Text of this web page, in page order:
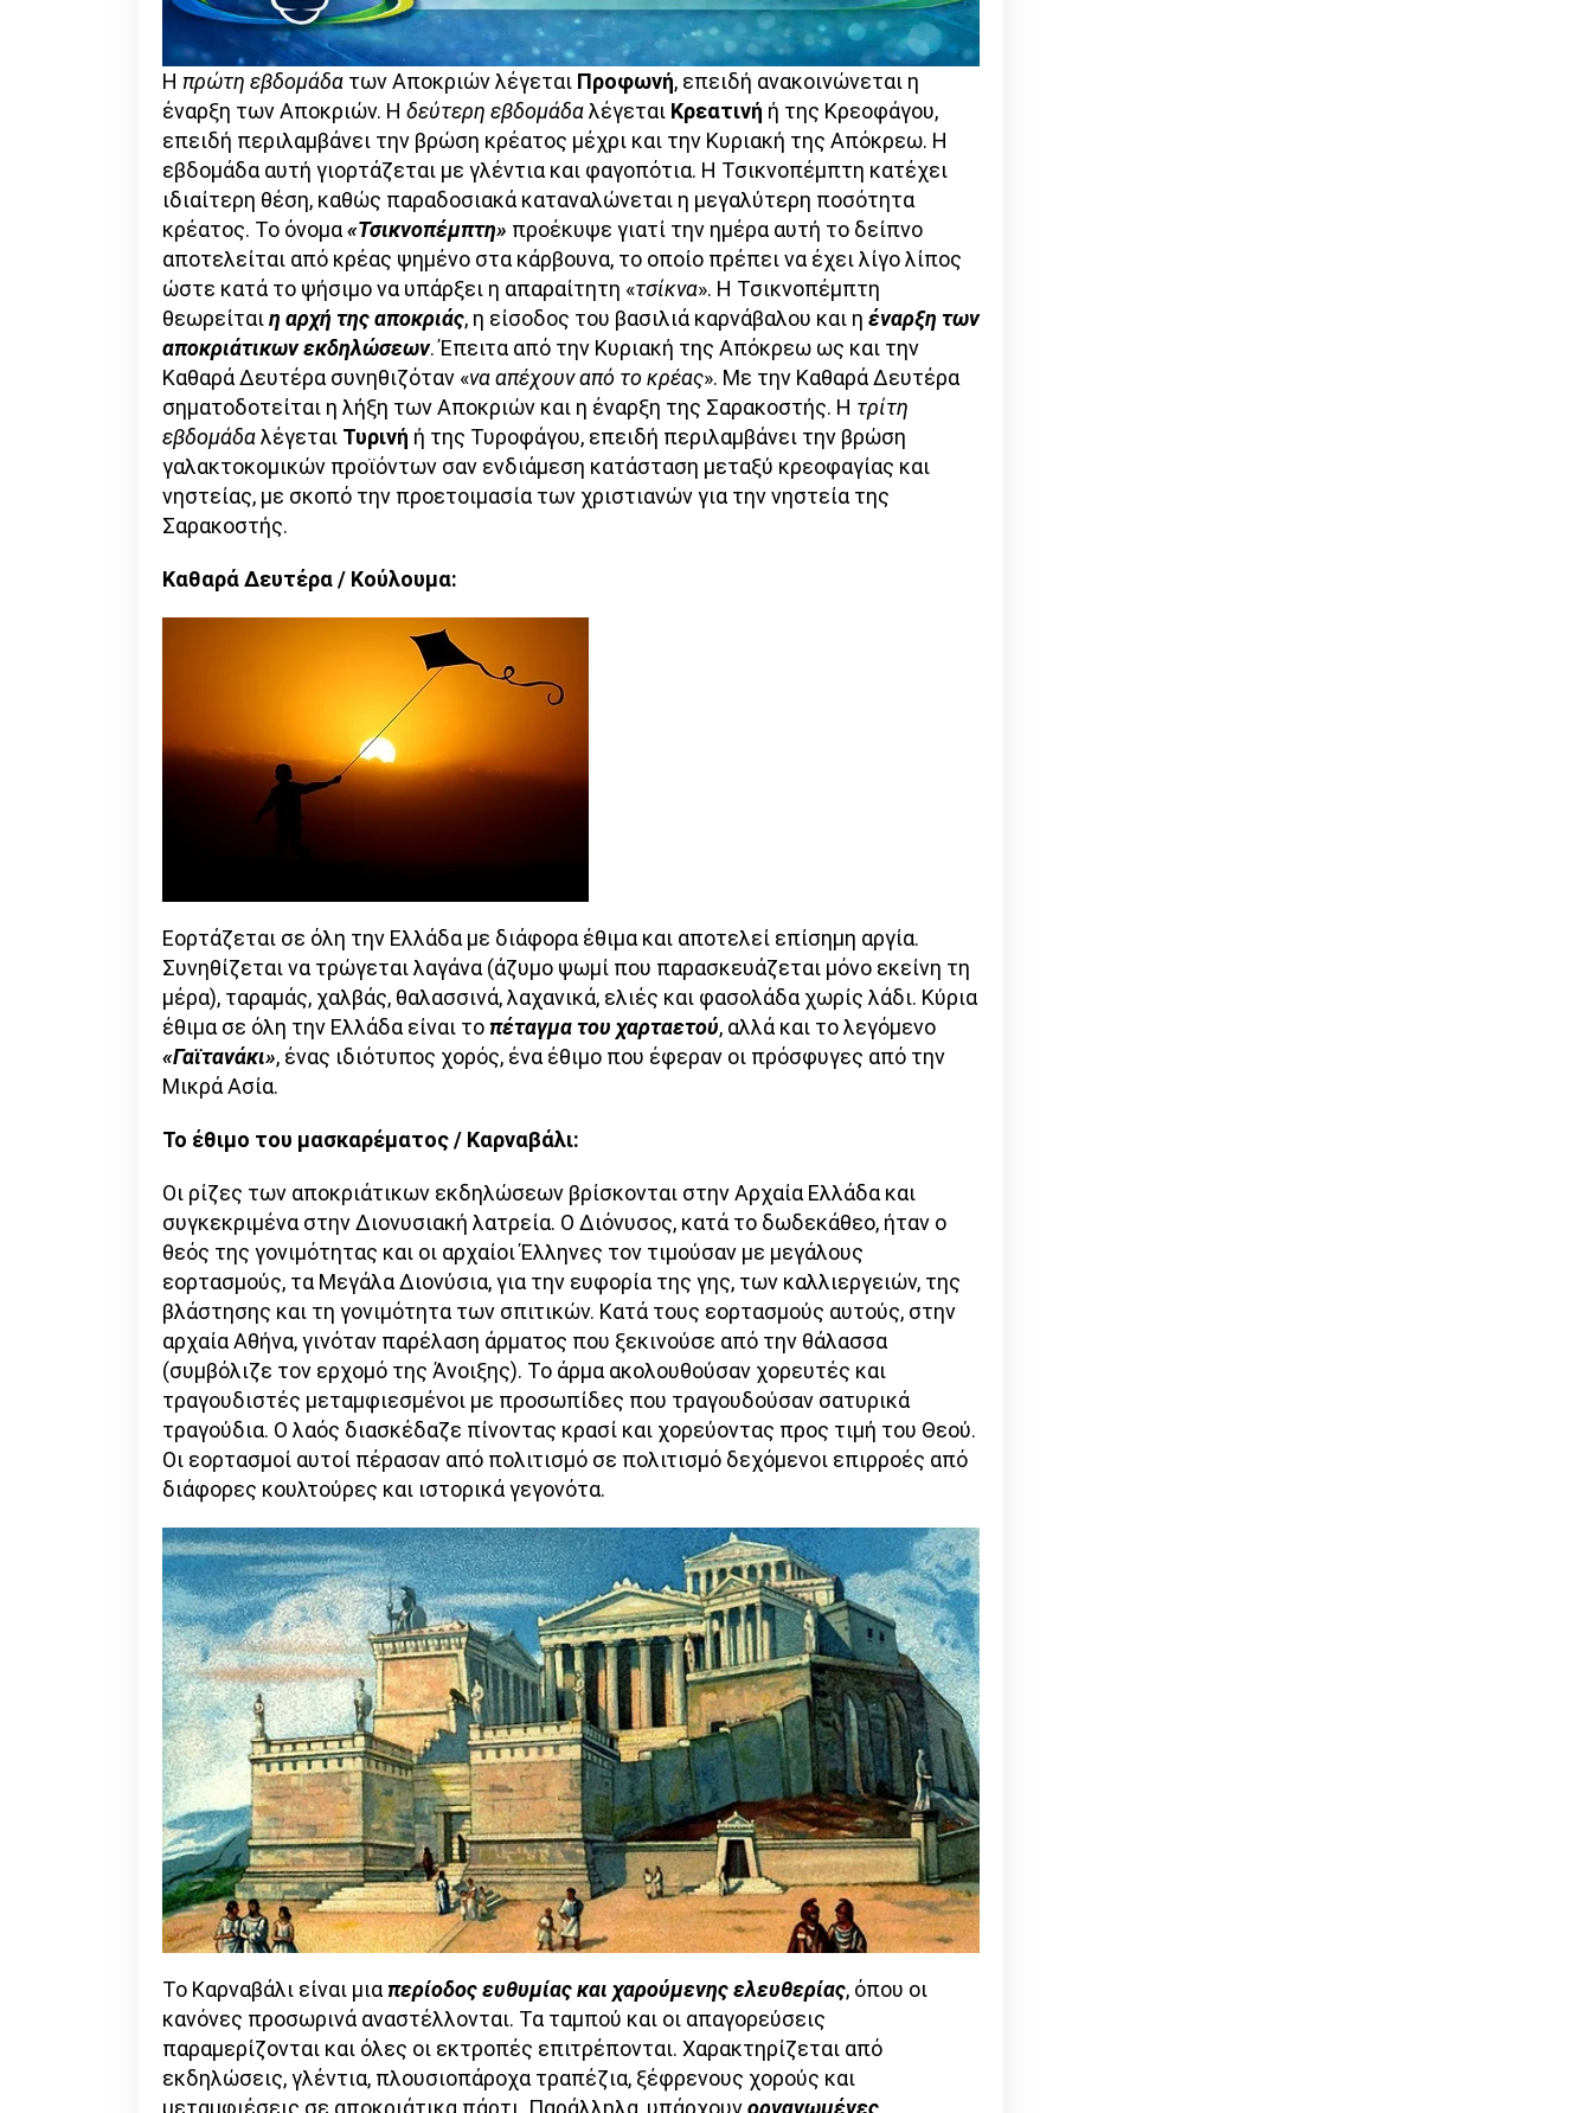
Η πρώτη εβδομάδα των Αποκριών λέγεται Προφωνή, επειδή ανακοινώνεται η
έναρξη των Αποκριών. Η δεύτερη εβδομάδαλέγεται Κρεατινή ή της Κρεοφάγου,
επειδή περιλαμβάνει την βρώση κρέατος μέχρι και την Κυριακή της Απόκρεω. Η
εβδομάδα αυτή γιορτάζεται με γλέντια και φαγοπότια. Η Τσικνοπέμπτη κατέχει
ιδιαίτερη θέση, καθώς παραδοσιακά καταναλώνεται η μεγαλύτερη ποσότητα
κρέατος. Το όνομα«Τσικνοπέμπτη» προέκυψε γιατί την ημέρα αυτή το δείπνο
αποτελείται από κρέας ψημένο στα κάρβουνα, το οποίο πρέπει να έχει λίγο λίπος
ώστε κατά το ψήσιμο να υπάρξει η απαραίτητη «τσίκνα». Η Τσικνοπέμπτη
θεωρείταιη αρχή της αποκριάς, η είσοδος του βασιλιά καρνάβαλου και η έναρξη των
αποκριάτικων εκδηλώσεων. Έπειτα από την Κυριακή της Απόκρεω ως και την
Καθαρά Δευτέρα συνηθιζόταν «να απέχουν από το κρέας». Με την Καθαρά Δευτέρα
σηματοδοτείται η λήξη των Αποκριών και η έναρξη της Σαρακοστής. Η τρίτη
εβδομάδαλέγεται Τυρινή ή της Τυροφάγου, επειδή περιλαμβάνει την βρώση
γαλακτοκομικών προϊόντων σαν ενδιάμεση κατάσταση μεταξύ κρεοφαγίας και
νηστείας, με σκοπό την προετοιμασία των χριστιανών για την νηστεία της
Σαρακοστής.
Καθαρά Δευτέρα / Κούλουμα:
Εορτάζεται σε όλη την Ελλάδα με διάφορα έθιμα και αποτελεί επίσημη αργία.
Συνηθίζεται να τρώγεται λαγάνα (άζυμο ψωμί που παρασκευάζεται μόνο εκείνη τη
μέρα), ταραμάς, χαλβάς, θαλασσινά, λαχανικά, ελιές και φασολάδα χωρίς λάδι. Κύρια
έθιμα σε όλη την Ελλάδα είναι το πέταγμα του χαρταετού, αλλά και το λεγόμενο
«Γαϊτανάκι», ένας ιδιότυπος χορός, ένα έθιμο που έφεραν οι πρόσφυγες από την
Μικρά Ασία.
Το έθιμο του μασκαρέματος / Καρναβάλι:
Οι ρίζες των αποκριάτικων εκδηλώσεων βρίσκονται στην Αρχαία Ελλάδα και
συγκεκριμένα στην Διονυσιακή λατρεία. Ο Διόνυσος, κατά το δωδεκάθεο, ήταν ο
θεός της γονιμότητας και οι αρχαίοι Έλληνες τον τιμούσαν με μεγάλους
εορτασμούς, τα Μεγάλα Διονύσια, για την ευφορία της γης, των καλλιεργειών, της
βλάστησης και τη γονιμότητα των σπιτικών. Κατά τους εορτασμούς αυτούς, στην
αρχαία Αθήνα, γινόταν παρέλαση άρματος που ξεκινούσε από την θάλασσα
(συμβόλιζε τον ερχομό της Άνοιξης). Το άρμα ακολουθούσαν χορευτές και
τραγουδιστές μεταμφιεσμένοι με προσωπίδες που τραγουδούσαν σατυρικά
τραγούδια. Ο λαός διασκέδαζε πίνοντας κρασί και χορεύοντας προς τιμή του Θεού.
Οι εορτασμοί αυτοί πέρασαν από πολιτισμό σε πολιτισμό δεχόμενοι επιρροές από
διάφορες κουλτούρες και ιστορικά γεγονότα.
Το Καρναβάλι είναι μια περίοδος ευθυμίας και χαρούμενης ελευθερίας, όπου οι
κανόνες προσωρινά αναστέλλονται. Τα ταμπού και οι απαγορεύσεις
παραμερίζονται και όλες οι εκτροπές επιτρέπονται. Χαρακτηρίζεται από
εκδηλώσεις, γλέντια, πλουσιοπάροχα τραπέζια, ξέφρενους χορούς και
μεταμφιέσεις σε αποκριάτικα πάρτι. Παράλληλα, υπάρχουνοργανωμένες